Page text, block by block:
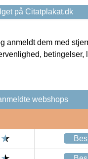
på Citatplakat.dk
dem med
betingelser,
webshops